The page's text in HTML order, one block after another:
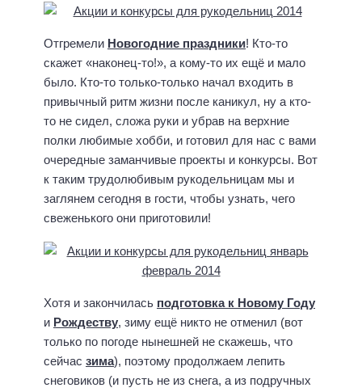
Отгремели Новогодние праздники! Кто-то
скажет «наконец-то!», а кому-то их ещё и мало
было. Кто-то только-только начал входить в
привычный ритм жизни после каникул, ну а кто-
то не сидел, сложа руки и убрав на верхние
полки любимые хобби, и готовил для нас с вами
очередные заманчивые проекты и конкурсы. Вот
к таким трудолюбивым рукодельницам мы и
заглянем сегодня в гости, чтобы узнать, чего
свеженького они приготовили!
Хотя и закончилась подготовка к Новому Году
и Рождеству, зиму ещё никто не отменил (вот
только по погоде нынешней не скажешь, что
сейчас зима), поэтому продолжаем лепить
снеговиков (и пусть не из снега, а из подручных